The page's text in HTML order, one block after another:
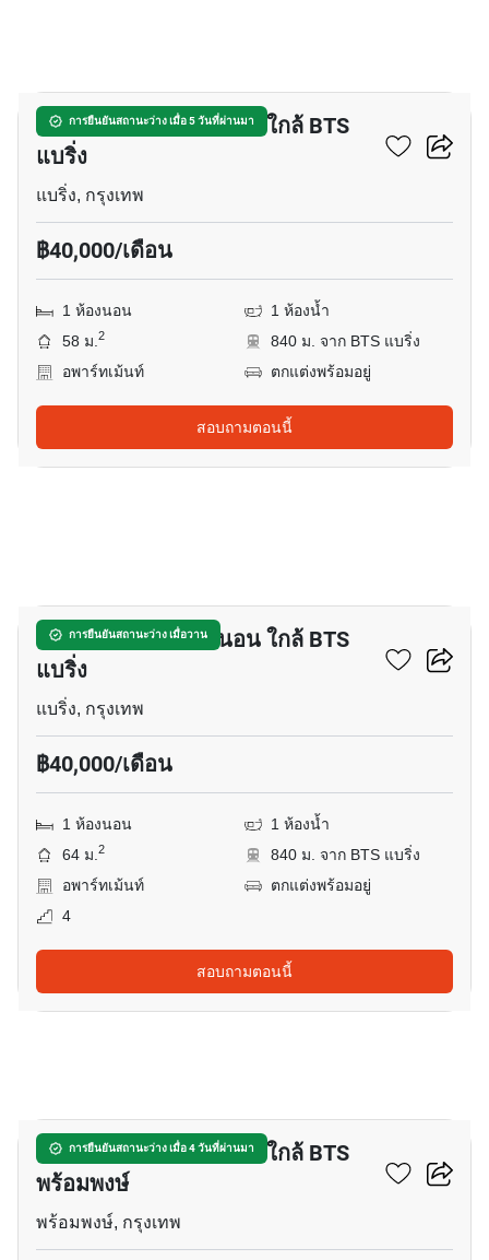
การยืนยันสถานะว่าง เมื่อ 5 วันที่ผ่านมา
อพาร์ทเมนต์ 1-ห้องนอน ใกล้ BTS
แบริ่ง
แบริ่ง, กรุงเทพ
฿40,000/เดือน
1 ห้องนอน
1 ห้องน้ำ
58 ม.2
840 ม. จาก BTS แบริ่ง
อพาร์ทเม้นท์
ตกแต่งพร้อมอยู่
สอบถามตอนนี้
การยืนยันสถานะว่าง เมื่อวาน
อพาร์ทเมนต์ 1-ห้องนอน ใกล้ BTS
แบริ่ง
แบริ่ง, กรุงเทพ
฿40,000/เดือน
1 ห้องนอน
1 ห้องน้ำ
64 ม.2
840 ม. จาก BTS แบริ่ง
อพาร์ทเม้นท์
ตกแต่งพร้อมอยู่
4
สอบถามตอนนี้
การยืนยันสถานะว่าง เมื่อ 4 วันที่ผ่านมา
อพาร์ทเมนต์ 1-ห้องนอน ใกล้ BTS
พร้อมพงษ์
พร้อมพงษ์, กรุงเทพ